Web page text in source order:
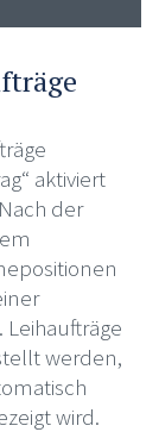
aktiviert
der
werden,
wird.